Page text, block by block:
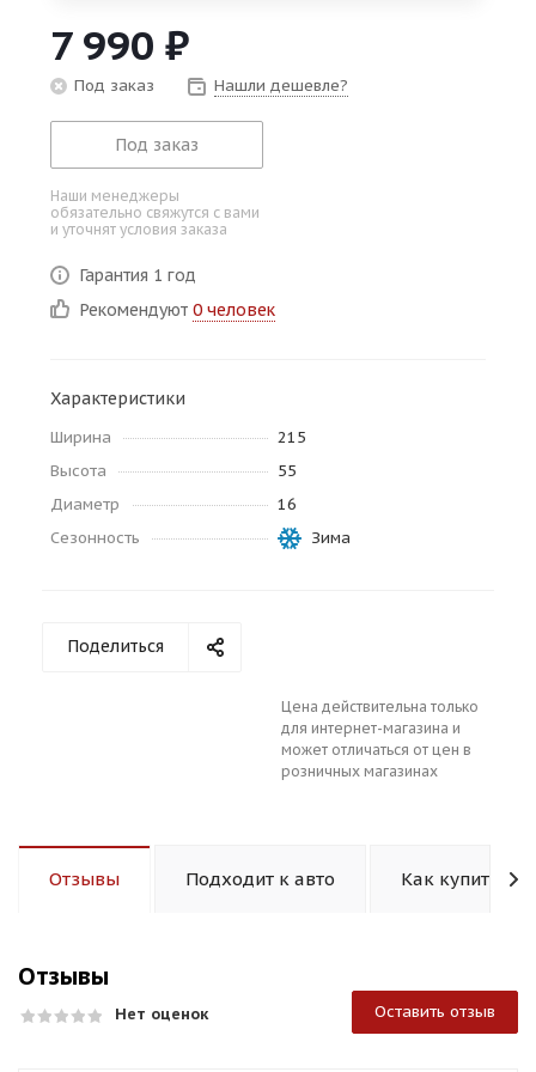
об оплате Плайтом
недели
раз в 2 недели
8 800 302-02-51
plait.ru
7 990 ₽
Под заказ Нашли дешевле?
Под заказ
Наши менеджеры
обязательно свяжутся с вами
и уточнят условия заказа
Гарантия 1 год
Рекомендуют 0 человек
Характеристики
Ширина
215
Высота
55
Диаметр
16
Сезонность
Зима
Поделиться
Цена действительна только
для интернет-магазина и
может отличаться от цен в
розничных магазинах
Отзывы Подходит к авто Как купить
Отзывы
Нет оценок Оставить отзыв